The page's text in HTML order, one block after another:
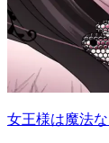
女王様は魔法